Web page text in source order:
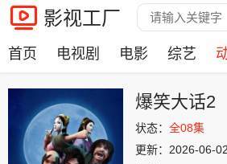
影视工厂
首页 电视剧 电影 综艺
爆笑大话2
状态： 全08集
更新： 2026-06-